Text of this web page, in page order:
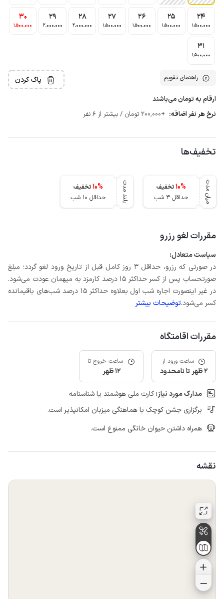
24
1٬500٬000
25
1٬500٬000
26
1٬500٬000
27
1٬500٬000
28
2٬000٬000
29
2٬000٬000
30
1٬500٬000
31
1٬500٬000
راهنمای تقویم پاک کردن
ارقام به تومان می‌باشند
نرخ هر نفر اضافه: +200٬000 تومان / بیشتر از 6 نفر
تخفیف‌ها
میان مدت 10%
تخفیف
حداقل 3 شب
بلند مدت 10%
تخفیف
حداقل 10 شب
مقررات لغو رزرو
سیاست متعادل:
در صورتی که رزرو، حداقل 3 روز کامل قبل از تاریخ ورود لغو گردد؛ مبلغ
صورتحساب پس از کسر حداکثر 15 درصد کارمزد به میهمان عودت می‌شود.
در غیر اینصورت اجاره شب اول بعلاوه حداکثر 15 درصد شب‌های باقیمانده
کسر می‌شود.توضیحات بیشتر
مقررات اقامتگاه
ساعت ورود از
2 ظهر تا نامحدود
ساعت خروج تا
12 ظهر
مدارک مورد نیاز:کارت ملی هوشمند یا شناسنامه
برگزاری جشن کوچک با هماهنگی میزبان امکانپذیر است.
همراه داشتن حیوان خانگی ممنوع است.
نقشه